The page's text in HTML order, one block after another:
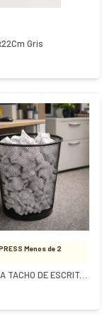
Gris
Menos de 2